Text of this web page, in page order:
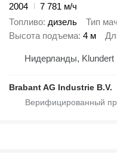
2004
7 781 м/ч
Топливо дизель Тип
Высота подъема 4 м
Нидерланды, Klundert
Brabant AG Industrie B.V.